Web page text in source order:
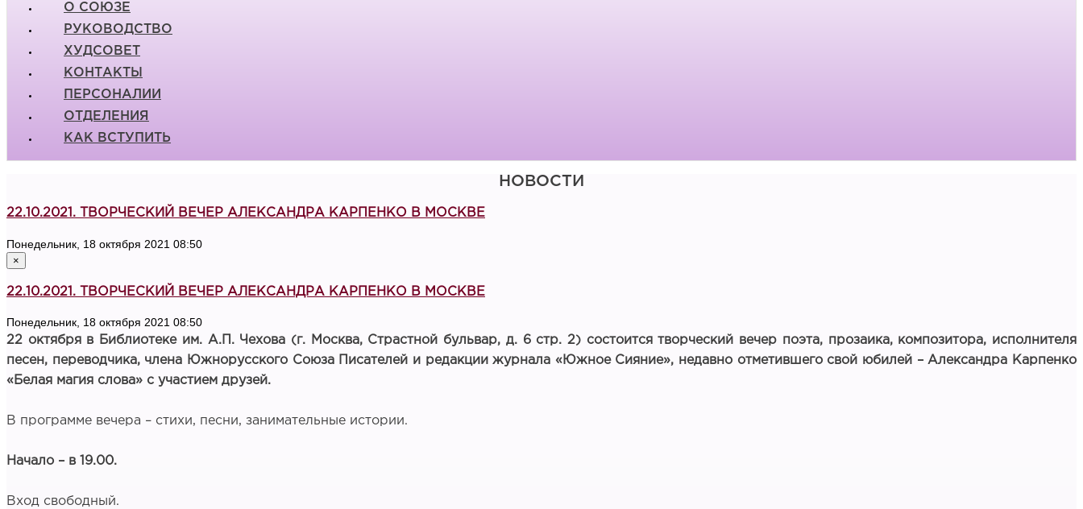
О СОЮЗЕ
РУКОВОДСТВО
ХУДСОВЕТ
КОНТАКТЫ
ПЕРСОНАЛИИ
ОТДЕЛЕНИЯ
КАК ВСТУПИТЬ
НОВОСТИ
22.10.2021. ТВОРЧЕСКИЙ ВЕЧЕР АЛЕКСАНДРА КАРПЕНКО В МОСКВЕ
Понедельник, 18 октября 2021 08:50
×
22.10.2021. ТВОРЧЕСКИЙ ВЕЧЕР АЛЕКСАНДРА КАРПЕНКО В МОСКВЕ
Понедельник, 18 октября 2021 08:50
22 октября в Библиотеке им. А.П. Чехова (г. Москва, Страстной бульвар, д. 6 стр. 2) состоится творческий вечер поэта, прозаика, композитора, исполнителя
песен, переводчика, члена Южнорусского Союза Писателей и редакции журнала «Южное Сияние», недавно отметившего свой юбилей – Александра Карпенко
«Белая магия слова» с участием друзей.
В программе вечера – стихи, песни, занимательные истории.
Начало – в 19.00.
Вход свободный.